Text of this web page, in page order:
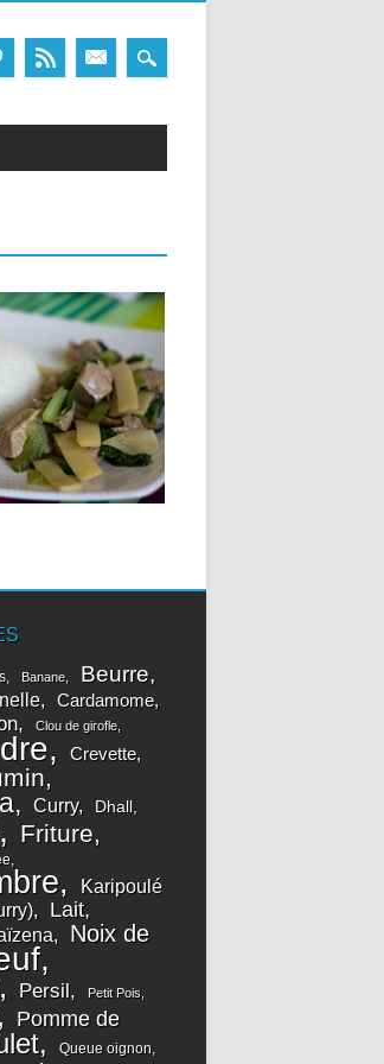
TROIS
g de porc coupé en
Banane Beurre
Cardamome
Clou de girofle
Crevette
Curry Dhall
Friture
Karipoulé
Lait
Noix de
Persil Petit Pois
Pomme de
Queue oignon